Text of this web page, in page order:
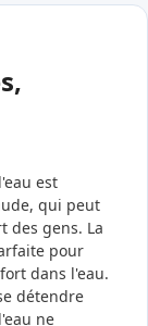
est
qui peut
des gens. La
pour
dans l'eau.
détendre
ne